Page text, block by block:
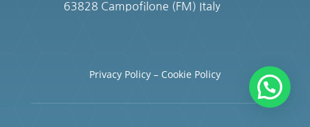
63828 Campofilone (FM) Italy
Privacy Policy – Cookie Policy